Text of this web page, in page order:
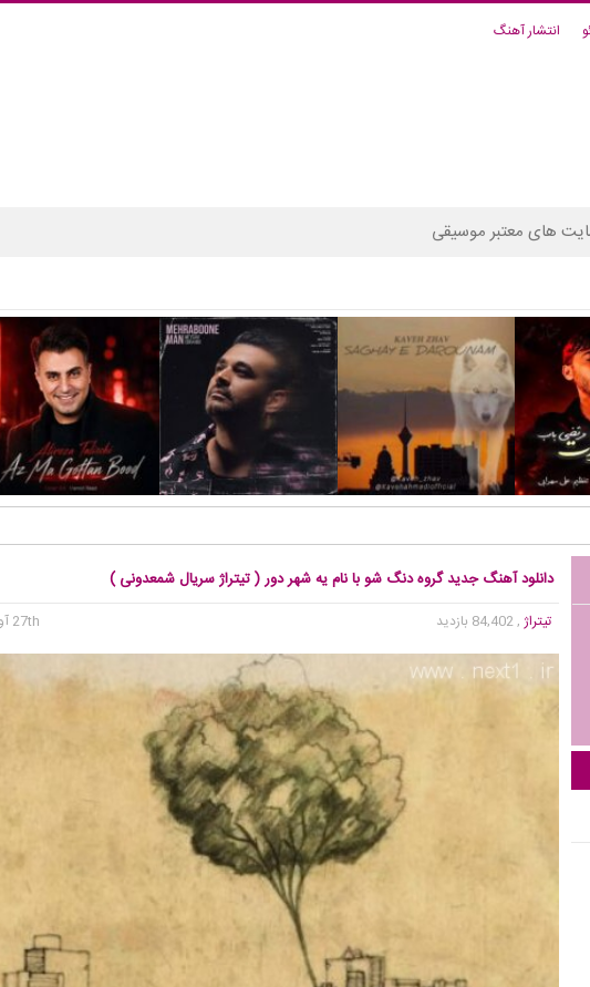
انتشار آهنگ
های معتبر موسیقی
دانلود آهنگ جدید گروه دنگ شو با نام یه شهر دور ( تیتراژ سریال شمعدونی )
تیتراژ , 84,402 بازدید 27th آوریل 2015